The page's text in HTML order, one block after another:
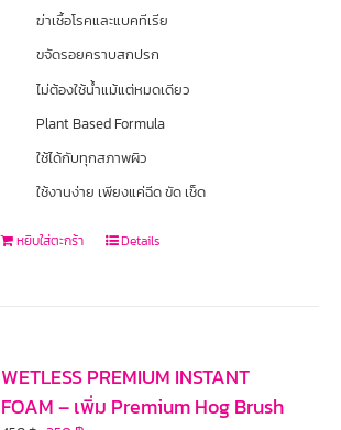
ฆ่าเชื้อโรคและแบคทีเรีย
ขจัดรอยคราบสกปรก
ไม่ต้องใช้น้ำแม้แต่หมดเดียว
Plant Based Formula
ใช้ได้กับทุกสภาพผิว
ใช้งานง่าย เพียงแค่ฉีด ขัด เช็ด
หยิบใส่ตะกร้า Details
WETLESS PREMIUM INSTANT
FOAM – เพิ่ม Premium Hog Brush